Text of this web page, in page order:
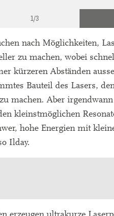
1/3
nach Möglichkeiten,
zu machen, wobei
kürzeren Abständen
Bauteil des Lasers,
machen. Aber
kleinstmöglichen
hohe Energien mit
Ilday.